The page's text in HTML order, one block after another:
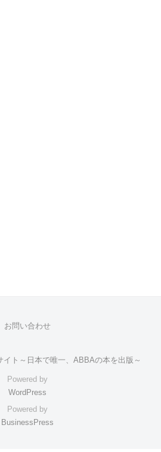
お問い合わせ
イト～日本で唯一、ABBAの本を出版～
Powered by
WordPress
Powered by
BusinessPress